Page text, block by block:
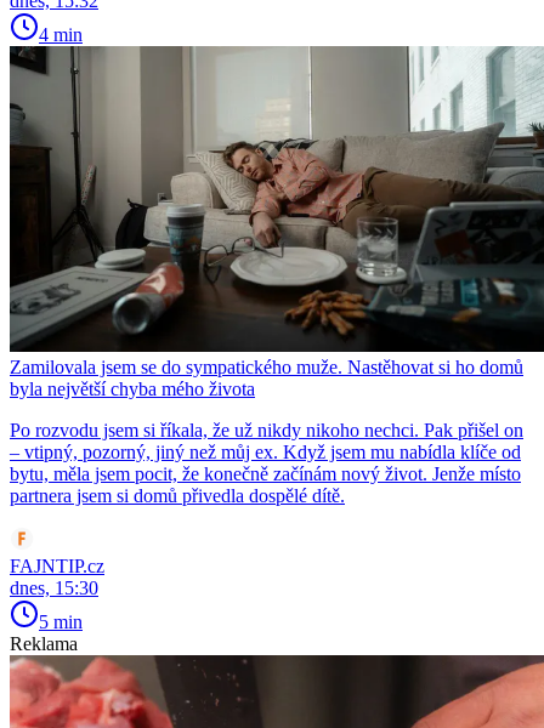
4 min
Zamilovala jsem se do sympatického muže. Nastěhovat si ho domů
byla největší chyba mého života
Po rozvodu jsem si říkala, že už nikdy nikoho nechci. Pak přišel on
– vtipný, pozorný, jiný než můj ex. Když jsem mu nabídla klíče od
bytu, měla jsem pocit, že konečně začínám nový život. Jenže místo
partnera jsem si domů přivedla dospělé dítě.
FAJNTIP.cz
dnes, 15:30
5 min
Reklama